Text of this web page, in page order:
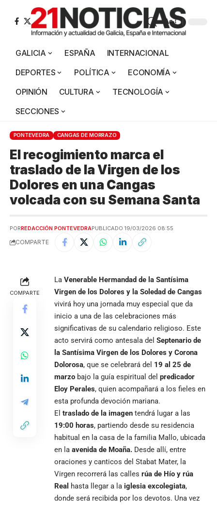
Aa
GALICIA ESPAÑA
INTERNACIONAL
DEPORTES
POLÍTICA
ECONOMÍA
OPINIÓN
CULTURA
TECNOLOGÍA
SECCIONES
PONTEVEDRA CANGAS DE MORRAZO
El recogimiento marca el
traslado de la Virgen de los
Dolores en una Cangas
volcada con su Semana Santa
PORREDACCIÓN PONTEVEDRAPUBLICADO 19/03/2026 08:55
COMPARTE
COMPARTE
La Venerable Hermandad de la Santísima
Virgen de los Dolores y la Soledad de Cangas
vivirá hoy una jornada muy especial que da
inicio a una de las celebraciones más
significativas de su calendario religioso. Este
acto servirá como antesala del Septenario de
la Santísima Virgen de los Dolores y Corona
Dolorosa, que se celebrará del 19 al 25 de
marzo bajo la guía espiritual del predicador
Eloy Perales, quien acompañará a los fieles en
esta profunda devoción mariana.
El traslado de la imagen tendrá lugar a las
19:00 horas, partiendo desde su residencia
habitual en la casa de la familia Mallo, ubicada
en la avenida de Moaña. Desde allí, entre
oraciones y canticos del Stabat Mater, la
Virgen recorrerá las calles rúa de Hío y rúa
Real hasta llegar a la iglesia excolegiata,
donde será recibida por los devotos. Una vez